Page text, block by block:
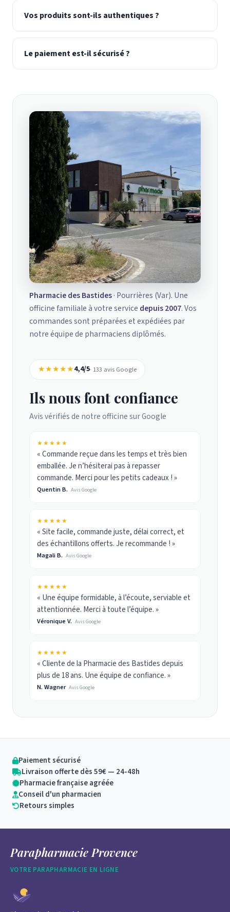
Vos produits sont-ils authentiques ?
Le paiement est-il sécurisé ?
Pharmacie des Bastides· Pourrières (Var). Une
officine familiale à votre service depuis 2007. Vos
commandes sont préparées et expédiées par
notre équipe de pharmaciens diplômés.
★★★★★4,4/5· 133 avis Google
Ils nous font confiance
Avis vérifiés de notre officine sur Google
★★★★★
« Commande reçue dans les temps et très bien
emballée. Je n’hésiterai pas à repasser
commande. Merci pour les petits cadeaux ! »
Quentin B. Avis Google
★★★★★
« Site facile, commande juste, délai correct, et
des échantillons offerts. Je recommande ! »
Magali B. Avis Google
★★★★★
« Une équipe formidable, à l’écoute, serviable et
attentionnée. Merci à toute l’équipe. »
Véronique V. Avis Google
★★★★★
« Cliente de la Pharmacie des Bastides depuis
plus de 18 ans. Une équipe de confiance. »
N. Wagner Avis Google
Paiement sécurisé
Livraison offerte dès 59€ — 24-48h
Pharmacie française agréée
Conseil d'un pharmacien
Retours simples
Parapharmacie Provence
VOTRE PARAPHARMACIE EN LIGNE